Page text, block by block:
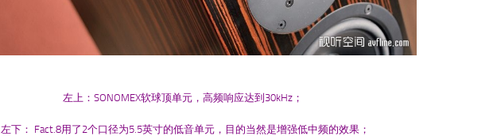
左上：SONOMEX软球顶单元，高频响应达到30kHz；
左下： Fact.8用了2个口径为5.5英寸的低音单元，目的当然是增强低中频的效果；